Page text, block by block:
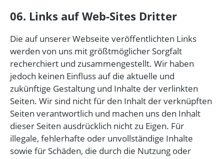
06. Links auf Web-Sites Dritter
Die auf unserer Webseite veröffentlichten Links
werden von uns mit größtmöglicher Sorgfalt
recherchiert und zusammengestellt. Wir haben
jedoch keinen Einfluss auf die aktuelle und
zukünftige Gestaltung und Inhalte der verlinkten
Seiten. Wir sind nicht für den Inhalt der verknüpften
Seiten verantwortlich und machen uns den Inhalt
dieser Seiten ausdrücklich nicht zu Eigen. Für
illegale, fehlerhafte oder unvollständige Inhalte
sowie für Schäden, die durch die Nutzung oder